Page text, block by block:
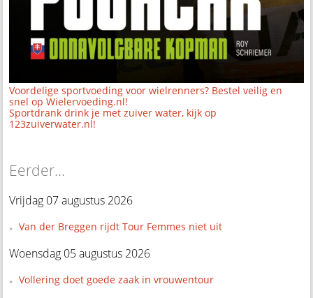
Voordelige sportvoeding voor wielrenners? Bestel veilig en
snel op Wielervoeding.nl!
Sportdrank drink je met zuiver water, kijk op
123zuiverwater.nl!
Eerder...
Vrijdag 07 augustus 2026
Van der Breggen rijdt Tour Femmes niet uit
Woensdag 05 augustus 2026
Vollering doet goede zaak in vrouwentour